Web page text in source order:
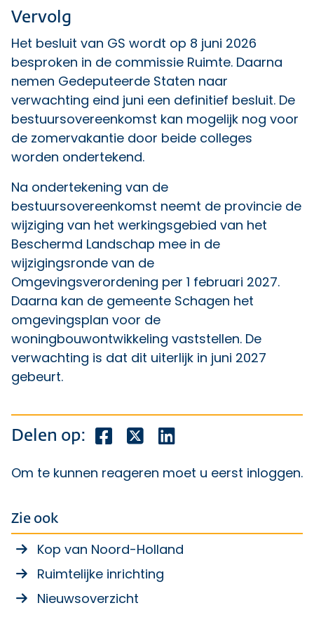
Vervolg
Het besluit van GS wordt op 8 juni 2026
besproken in de commissie Ruimte. Daarna
nemen Gedeputeerde Staten naar
verwachting eind juni een definitief besluit. De
bestuursovereenkomst kan mogelijk nog voor
de zomervakantie door beide colleges
worden ondertekend.
Na ondertekening van de
bestuursovereenkomst neemt de provincie de
wijziging van het werkingsgebied van het
Beschermd Landschap mee in de
wijzigingsronde van de
Omgevingsverordening per 1 februari 2027.
Daarna kan de gemeente Schagen het
omgevingsplan voor de
woningbouwontwikkeling vaststellen. De
verwachting is dat dit uiterlijk in juni 2027
gebeurt.
Delen op: Deel dit bericht op Facebook
Deel dit bericht op X
Om te kunnen reageren moet u eerst inloggen.
Zie ook
Kop van Noord-Holland
Ruimtelijke inrichting
Nieuwsoverzicht